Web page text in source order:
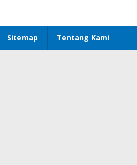
Sitemap Tentang Kami